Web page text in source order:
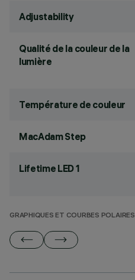
Adjustability
Qualité de la couleur de la
lumière
Température de couleur
MacAdam Step
Lifetime LED 1
GRAPHIQUES ET COURBES POLAIRES